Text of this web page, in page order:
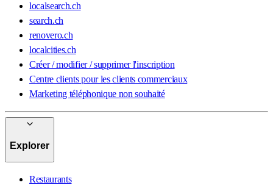
localsearch.ch
search.ch
renovero.ch
localcities.ch
Créer / modifier / supprimer l'inscription
Centre clients pour les clients commerciaux
Marketing téléphonique non souhaité
Explorer
Restaurants